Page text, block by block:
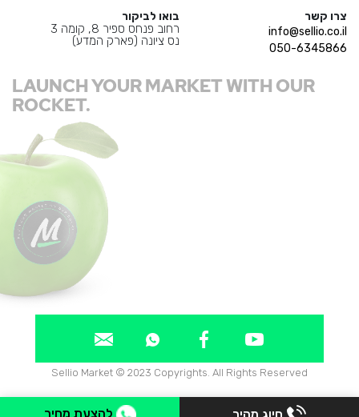
חיוג מהיר להצעת מחיר
צרו קשר
info@sellio.co.il
050-6345866
בואו לביקור
רחוב פנחס ספיר 8, קומה 3
נס ציונה (פארק המדע)
LAUNCH YOUR MARKET WITH OUR
ROCKET.
Sellio Market © 2023 Copyrights. All Rights Reserved